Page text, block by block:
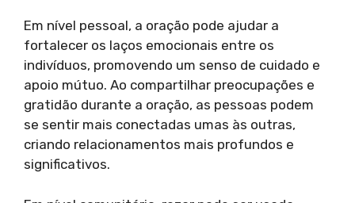
Em nível pessoal, a oração pode ajudar a
fortalecer os laços emocionais entre os
indivíduos, promovendo um senso de cuidado e
apoio mútuo. Ao compartilhar preocupações e
gratidão durante a oração, as pessoas podem
se sentir mais conectadas umas às outras,
criando relacionamentos mais profundos e
significativos.